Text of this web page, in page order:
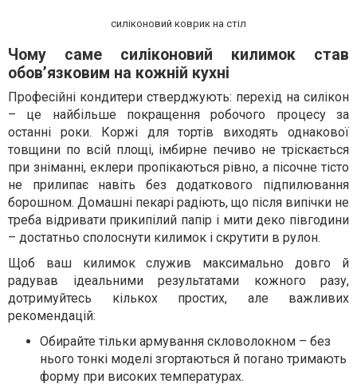
силіконовий коврик на стіл
Чому саме силіконовий килимок став
обов’язковим на кожній кухні
Професійні кондитери стверджують: перехід на силікон
– це найбільше покращення робочого процесу за
останні роки. Коржі для тортів виходять однакової
товщини по всій площі, імбирне печиво не тріскається
при зніманні, еклери пропікаються рівно, а пісочне тісто
не прилипає навіть без додаткового підпилювання
борошном. Домашні пекарі радіють, що після випічки не
треба відривати прикипілий папір і мити деко півгодини
– достатньо сполоснути килимок і скрутити в рулон.
Щоб ваш килимок служив максимально довго й
радував ідеальними результатами кожного разу,
дотримуйтесь кількох простих, але важливих
рекомендацій:
Обирайте тільки армування скловолокном – без
нього тонкі моделі згортаються й погано тримають
форму при високих температурах.